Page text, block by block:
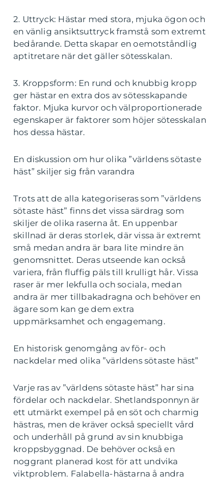
2. Uttryck: Hästar med stora, mjuka ögon och
en vänlig ansiktsuttryck framstå som extremt
bedårande. Detta skapar en oemotståndlig
aptitretare när det gäller sötesskalan.
3. Kroppsform: En rund och knubbig kropp
ger hästar en extra dos av sötesskapande
faktor. Mjuka kurvor och välproportionerade
egenskaper är faktorer som höjer sötesskalan
hos dessa hästar.
En diskussion om hur olika ”världens sötaste
häst” skiljer sig från varandra
Trots att de alla kategoriseras som ”världens
sötaste häst” finns det vissa särdrag som
skiljer de olika raserna åt. En uppenbar
skillnad är deras storlek, där vissa är extremt
små medan andra är bara lite mindre än
genomsnittet. Deras utseende kan också
variera, från fluffig päls till krulligt hår. Vissa
raser är mer lekfulla och sociala, medan
andra är mer tillbakadragna och behöver en
ägare som kan ge dem extra
uppmärksamhet och engagemang.
En historisk genomgång av för- och
nackdelar med olika ”världens sötaste häst”
Varje ras av ”världens sötaste häst” har sina
fördelar och nackdelar. Shetlandsponnyn är
ett utmärkt exempel på en söt och charmig
hästras, men de kräver också speciellt vård
och underhåll på grund av sin knubbiga
kroppsbyggnad. De behöver också en
noggrant planerad kost för att undvika
viktproblem. Falabella-hästarna å andra